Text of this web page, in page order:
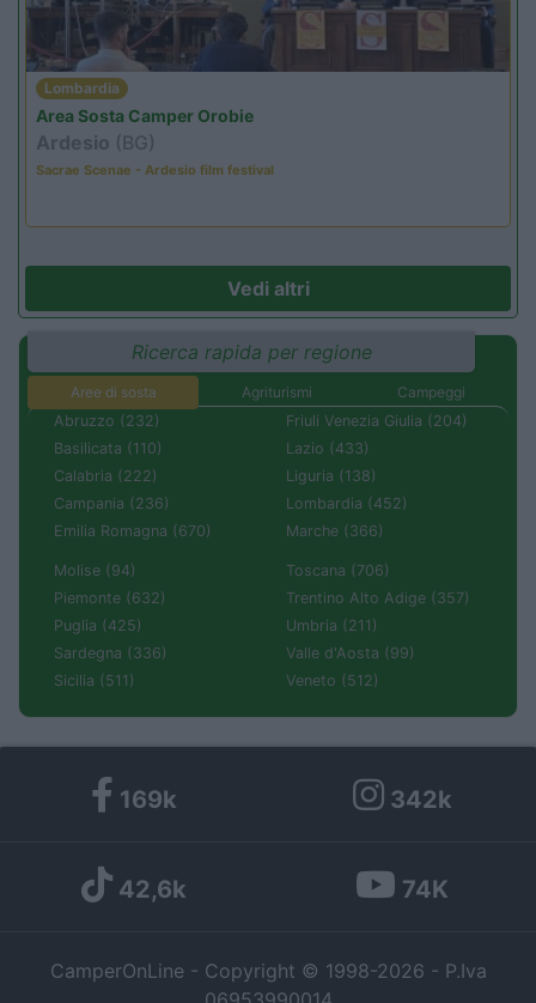
Lombardia
Area Sosta Camper Orobie
Ardesio (BG)
Sacrae Scenae - Ardesio film festival
Vedi altri
Ricerca rapida per regione
Aree di sosta Agriturismi
Campeggi
Abruzzo (232)
Basilicata (110)
Calabria (222)
Campania (236)
Emilia Romagna (670)
Friuli Venezia Giulia (204)
Lazio (433)
Liguria (138)
Lombardia (452)
Marche (366)
Molise (94)
Piemonte (632)
Puglia (425)
Sardegna (336)
Sicilia (511)
Toscana (706)
Trentino Alto Adige (357)
Umbria (211)
Valle d'Aosta (99)
Veneto (512)
169k 342k
42,6k 74K
CamperOnLine - Copyright © 1998-2026 - P.Iva